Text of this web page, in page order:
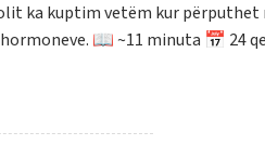
ka kuptim vetëm kur
📖 ~11 minuta 📅 24